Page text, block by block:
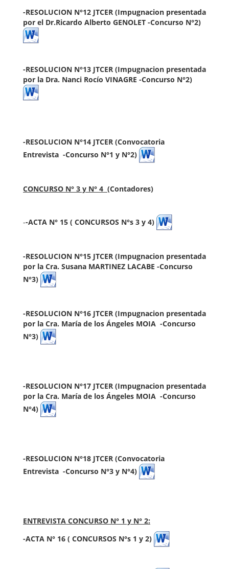
-RESOLUCION N°12 JTCER (Impugnacion presentada
por el Dr.Ricardo Alberto GENOLET -Concurso N°2)
-RESOLUCION N°13 JTCER (Impugnacion presentada
por la Dra. Nanci Rocío VINAGRE -Concurso N°2)
-RESOLUCION N°14 JTCER (Convocatoria
Entrevista -Concurso N°1 y N°2)
CONCURSO N° 3 y N° 4 (Contadores)
--ACTA N° 15 ( CONCURSOS N°s 3 y 4)
-RESOLUCION N°15 JTCER (Impugnacion presentada
por la Cra. Susana MARTINEZ LACABE -Concurso
N°3)
-RESOLUCION N°16 JTCER (Impugnacion presentada
por la Cra. María de los Ángeles MOIA -Concurso
N°3)
-RESOLUCION N°17 JTCER (Impugnacion presentada
por la Cra. María de los Ángeles MOIA -Concurso
N°4)
-RESOLUCION N°18 JTCER (Convocatoria
Entrevista -Concurso N°3 y N°4)
ENTREVISTA CONCURSO N° 1 y N° 2:
-ACTA N° 16 ( CONCURSOS N°s 1 y 2)